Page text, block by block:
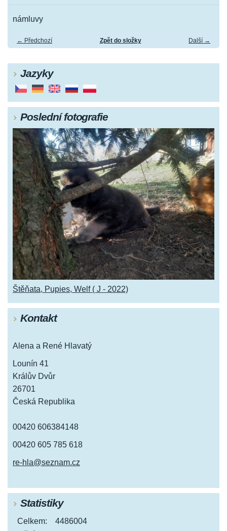
námluvy
← Předchozí Další →
Zpět do složky
Jazyky
Poslední fotografie
Štěňata, Pupies, Welf ( J - 2022)
Kontakt
Alena a René Hlavatý
Lounín 41
Králův Dvůr
26701
Česká Republika
00420 606384148
00420 605 785 618
re-hla@seznam.cz
Statistiky
Celkem:
4486004